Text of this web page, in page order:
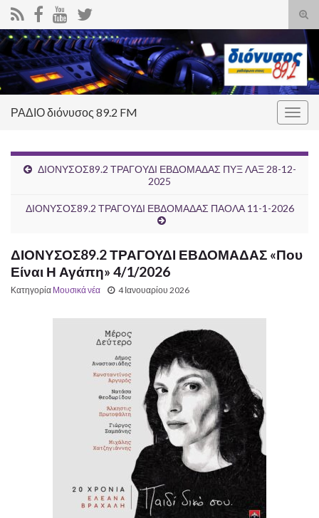
Search for:
ΡΑΔΙΟ διόνυσος 89.2 FM
ΔΙΟΝΥΣΟΣ89.2 ΤΡΑΓΟΥΔΙ ΕΒΔΟΜΑΔΑΣ ΠΥΞ ΛΑΞ 28-12-
2025
ΔΙΟΝΥΣΟΣ89.2 ΤΡΑΓΟΥΔΙ ΕΒΔΟΜΑΔΑΣ ΠΑΟΛΑ 11-1-2026
ΔΙΟΝΥΣΟΣ89.2 ΤΡΑΓΟΥΔΙ ΕΒΔΟΜΑΔΑΣ «Που
Είναι Η Αγάπη» 4/1/2026
Κατηγορία Μουσικά νέα 4 Ιανουαρίου 2026